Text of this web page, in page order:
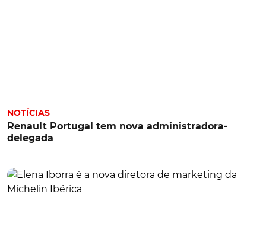
NOTÍCIAS
Renault Portugal tem nova administradora-
delegada